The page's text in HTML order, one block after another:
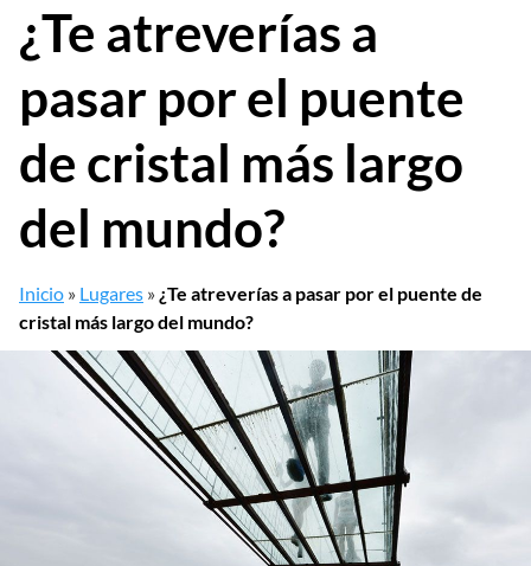
¿Te atreverías a
pasar por el puente
de cristal más largo
del mundo?
Inicio » Lugares » ¿Te atreverías a pasar por el puente de
cristal más largo del mundo?